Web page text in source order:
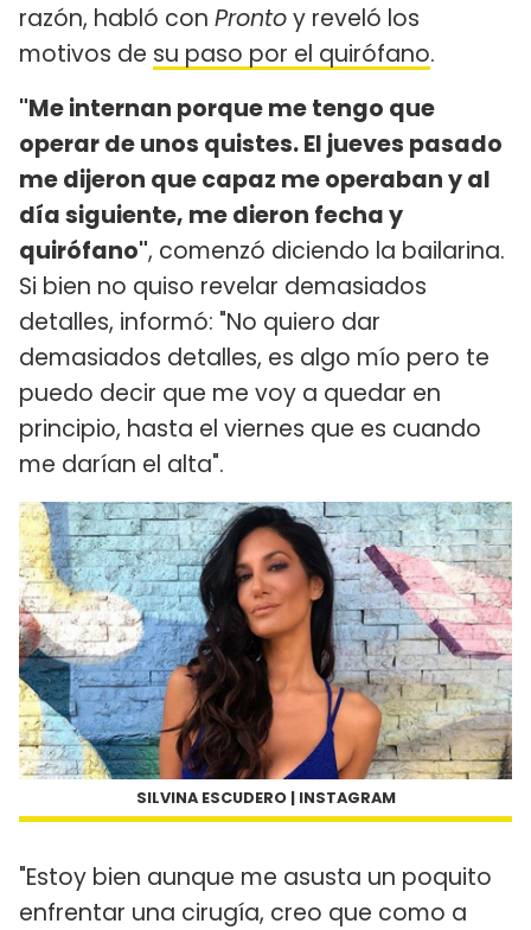
razón, habló con Prontoy reveló los
motivos de su paso por el quirófano.
"Me internan porque me tengo que
operar de unos quistes. El jueves pasado
me dijeron que capaz me operaban y al
día siguiente, me dieron fecha y
quirófano", comenzó diciendo la bailarina.
Si bien no quiso revelar demasiados
detalles, informó: "No quiero dar
demasiados detalles, es algo mío pero te
puedo decir que me voy a quedar en
principio, hasta el viernes que es cuando
me darían el alta".
SILVINA ESCUDERO | INSTAGRAM
"Estoy bien aunque me asusta un poquito
enfrentar una cirugía, creo que como a